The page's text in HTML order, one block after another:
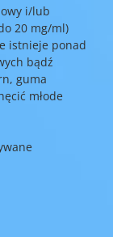
i/lub
20 mg/ml)
istnieje ponad
bądź
guma
młode